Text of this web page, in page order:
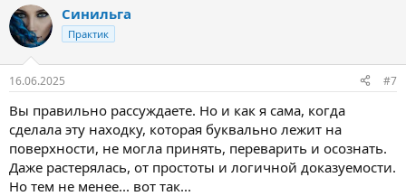
Синильга
Практик
16.06.2025 #7
Вы правильно рассуждаете. Но и как я сама, когда
сделала эту находку, которая буквально лежит на
поверхности, не могла принять, переварить и осознать.
Даже растерялась, от простоты и логичной доказуемости.
Но тем не менее... вот так...